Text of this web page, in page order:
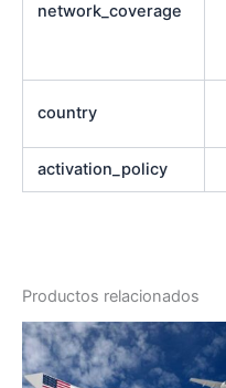
network_coverage
country
activation_policy
Productos relacionados